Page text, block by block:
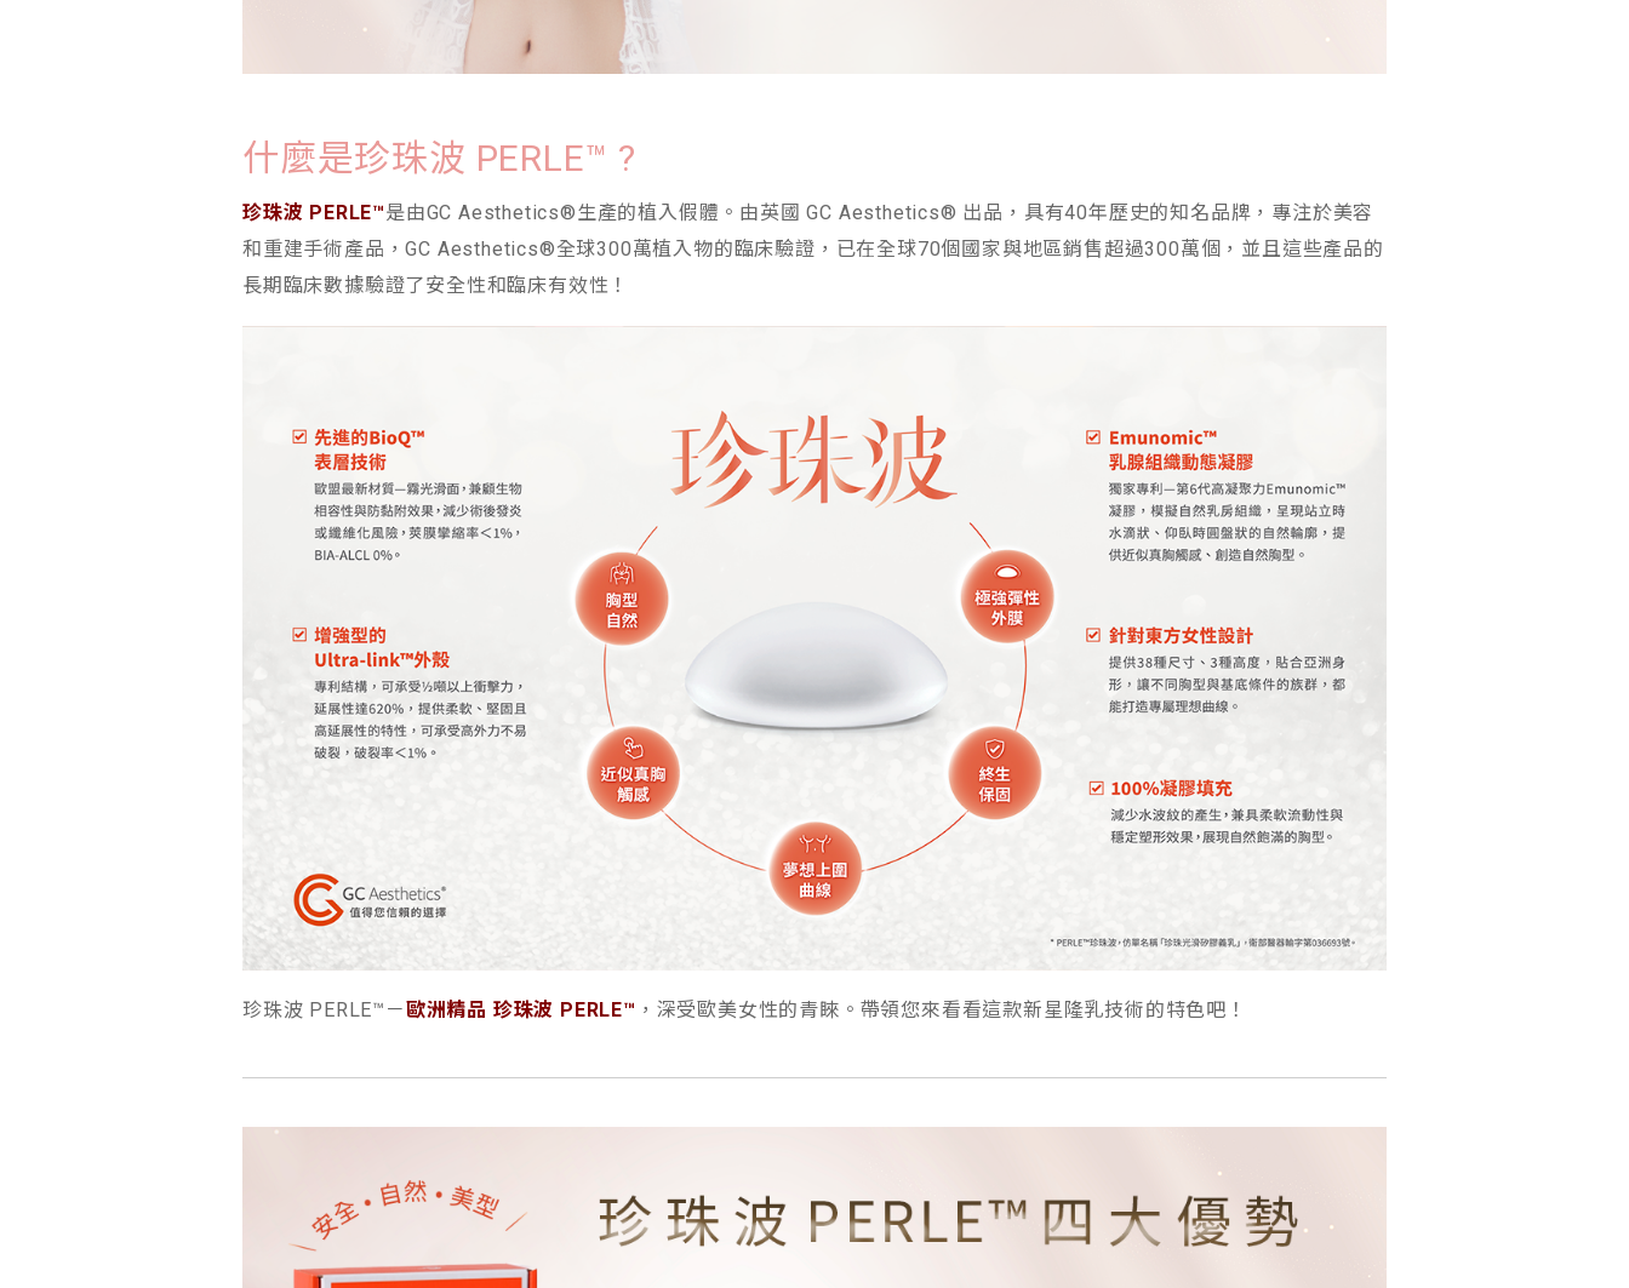
什麼是珍珠波 PERLE™ ?
珍珠波 PERLE™是由GC Aesthetics®生產的植入假體。由英國 GC Aesthetics® 出品，具有40年歷史的知名品牌，專注於美容
和重建手術產品，GC Aesthetics®全球300萬植入物的臨床驗證，已在全球70個國家與地區銷售超過300萬個，並且這些產品的
長期臨床數據驗證了安全性和臨床有效性！
珍珠波 PERLE™－歐洲精品 珍珠波 PERLE™ ，深受歐美女性的青睞。帶領您來看看這款新星隆乳技術的特色吧！